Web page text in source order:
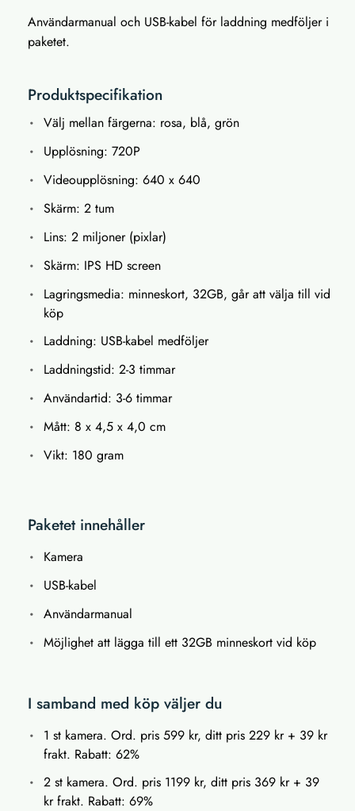
Användarmanual och USB-kabel för laddning medföljer i
paketet.
Produktspecifikation
Välj mellan färgerna: rosa, blå, grön
Upplösning: 720P
Videoupplösning: 640 x 640
Skärm: 2 tum
Lins: 2 miljoner (pixlar)
Skärm: IPS HD screen
Lagringsmedia: minneskort, 32GB, går att välja till vid
köp
Laddning: USB-kabel medföljer
Laddningstid: 2-3 timmar
Användartid: 3-6 timmar
Mått: 8 x 4,5 x 4,0 cm
Vikt: 180 gram
Paketet innehåller
Kamera
USB-kabel
Användarmanual
Möjlighet att lägga till ett 32GB minneskort vid köp
I samband med köp väljer du
1 st kamera. Ord. pris 599 kr, ditt pris 229 kr + 39 kr
frakt. Rabatt: 62%
2 st kamera. Ord. pris 1199 kr, ditt pris 369 kr + 39
kr frakt. Rabatt: 69%